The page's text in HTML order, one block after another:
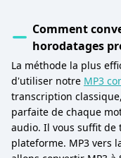
Comment
horodatages
La méthode la plus
d'utiliser notre MP3
transcription
parfaite de chaque
audio. Il vous suffit
plateforme. MP3 vers